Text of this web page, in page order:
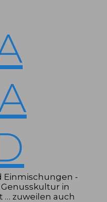
Einmischungen -
in
zuweilen auch